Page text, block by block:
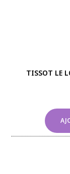
TISSOT LE